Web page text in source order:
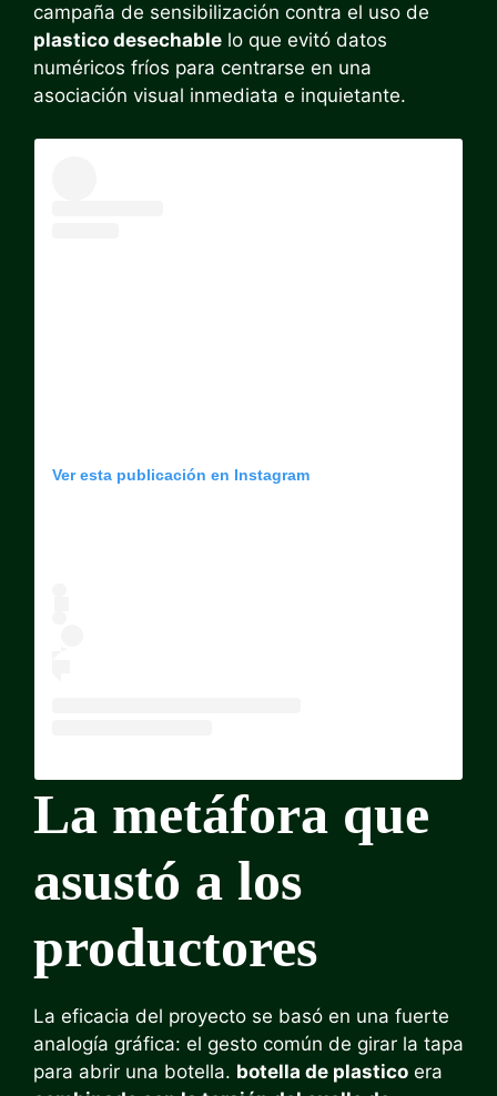
campaña de sensibilización contra el uso de
plastico desechable lo que evitó datos
numéricos fríos para centrarse en una
asociación visual inmediata e inquietante.
Ver esta publicación en Instagram
La metáfora que
asustó a los
productores
La eficacia del proyecto se basó en una fuerte
analogía gráfica: el gesto común de girar la tapa
para abrir una botella. botella de plastico era